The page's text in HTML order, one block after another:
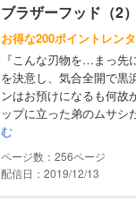
ブラザーフッド（2）
お得な200ポイントレン
『こんな刃物を…まっ
を決意し、気合全開で黒
ンはお預けになるも何故
ップに立った弟のムサシ
む
256
配信日：2019/12/13